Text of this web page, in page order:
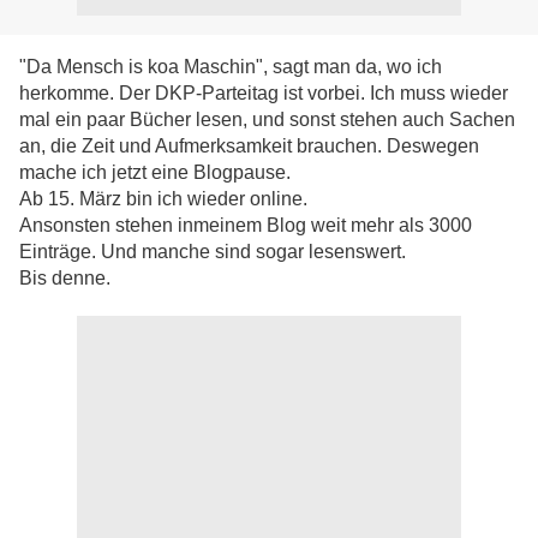
"Da Mensch is koa Maschin", sagt man da, wo ich
herkomme. Der DKP-Parteitag ist vorbei. Ich muss wieder
mal ein paar Bücher lesen, und sonst stehen auch Sachen
an, die Zeit und Aufmerksamkeit brauchen. Deswegen
mache ich jetzt eine Blogpause.
Ab 15. März bin ich wieder online.
Ansonsten stehen inmeinem Blog weit mehr als 3000
Einträge. Und manche sind sogar lesenswert.
Bis denne.